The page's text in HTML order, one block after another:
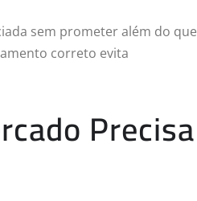
sem prometer além do que
correto evita
Precisa